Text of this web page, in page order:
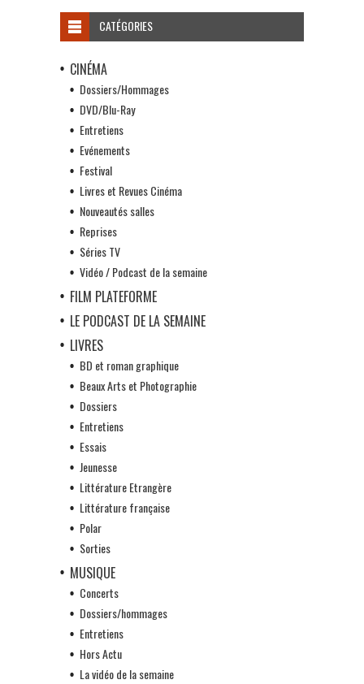
CATÉGORIES
CINÉMA
Dossiers/Hommages
DVD/Blu-Ray
Entretiens
Evénements
Festival
Livres et Revues Cinéma
Nouveautés salles
Reprises
Séries TV
Vidéo / Podcast de la semaine
FILM PLATEFORME
LE PODCAST DE LA SEMAINE
LIVRES
BD et roman graphique
Beaux Arts et Photographie
Dossiers
Entretiens
Essais
Jeunesse
Littérature Etrangère
Littérature française
Polar
Sorties
MUSIQUE
Concerts
Dossiers/hommages
Entretiens
Hors Actu
La vidéo de la semaine